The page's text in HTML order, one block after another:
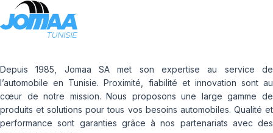
Depuis 1985, Jomaa SA met son expertise au service de
l’automobile en Tunisie. Proximité, fiabilité et innovation sont au
cœur de notre mission. Nous proposons une large gamme de
produits et solutions pour tous vos besoins automobiles. Qualité et
performance sont garanties grâce à nos partenariats avec des